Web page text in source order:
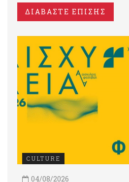
ΔΙΑΒΑΣΤΕ ΕΠΙΣΗΣ
CULTURE
04/08/2026